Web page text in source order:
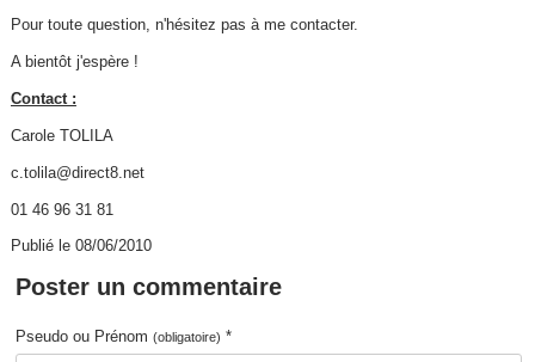
Pour toute question, n'hésitez pas à me contacter.
A bientôt j'espère !
Contact :
Carole TOLILA
c.tolila@direct8.net
01 46 96 31 81
Publié le 08/06/2010
Poster un commentaire
Pseudo ou Prénom(obligatoire) *